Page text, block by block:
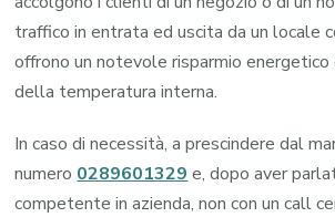
traffico in entrata ed uscita da un locale
offrono un notevole risparmio
della temperatura interna.
In caso di necessità, a prescindere dal
numero 0289601329 e, dopo aver
competente in azienda, non con un call